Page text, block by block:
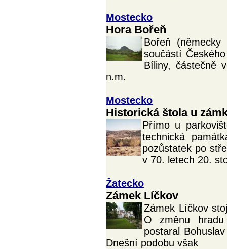
Mostecko
Hora Bořeň
Bořeň
součástí
Bíliny, částečně
n.m.
Mostecko
Historická štola u
Přímo u
technická
pozůstatek po
v 70. letech 20.
Žatecko
Zámek Líčkov
Zámek Líčkov
O změnu
postaral
Dnešní podobu však